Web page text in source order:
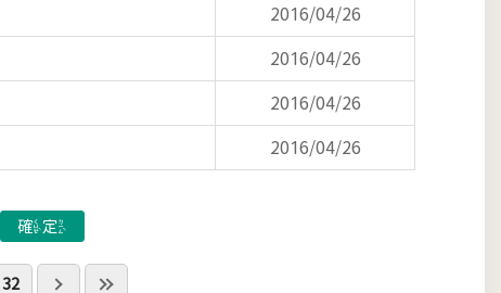
2016/04/26
2016/04/26
2016/04/26
2016/04/26
32